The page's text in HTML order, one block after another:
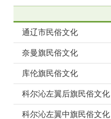
通辽市民俗文化
奈曼旗民俗文化
库伦旗民俗文化
科尔沁左翼后旗民俗文化
科尔沁左翼中旗民俗文化